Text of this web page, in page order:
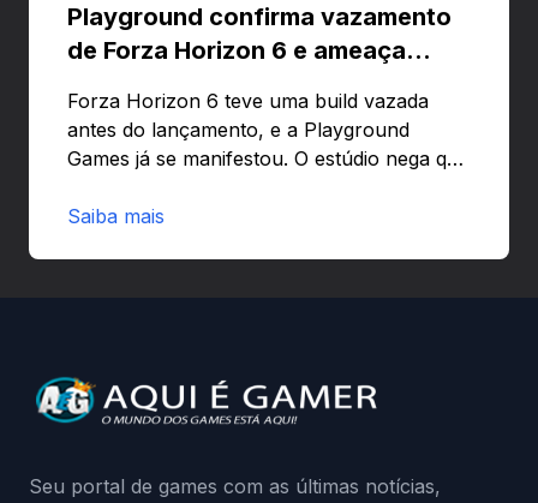
Playground confirma vazamento
de Forza Horizon 6 e ameaça
Forza Horizon 6 teve uma build vazada
antes do lançamento, e a Playground
Games já se manifestou. O estúdio nega que
preload e avisa que quem usar versões não
da Playground: negação do preload,
medidas contra acessos não autorizados
Saiba mais
Seu portal de games com as últimas notícias,